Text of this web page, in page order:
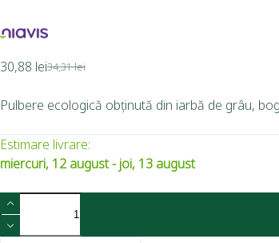
34,31lei
30,88 lei
Pulbere ecologică obținută din iarbă de grâu,
Estimare livrare:
miercuri, 12 august - joi, 13 august